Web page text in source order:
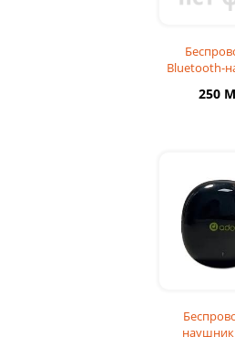
Bluetooth-
250